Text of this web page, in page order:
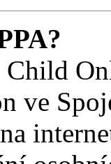
Child
ve